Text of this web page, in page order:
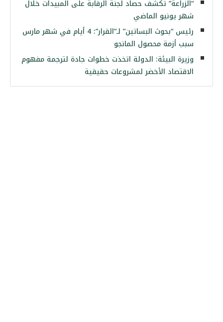
“الزراعة” تكشف حصاد لجنة الرقابة على المبيدات خلال
شهر يونيو الماضي
رئيس “بحوث البساتين” لـ”القرار”: 4 أيام في شهر مارس
سبب أزمة محصول المانجو
وزيرة البيئة: الدولة اتخذت خطوات جادة لترجمة مفهوم
الاقتصاد الأخضر لمشروعات حقيقية